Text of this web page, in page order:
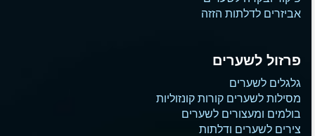
אביזרים לדלתות הזזה
פרזול לשערים
גלגלים לשערים
מסילות לשערים קורות קונזוליות
בולמים ומעצורים לשערים
צירים לשערים ודלתות